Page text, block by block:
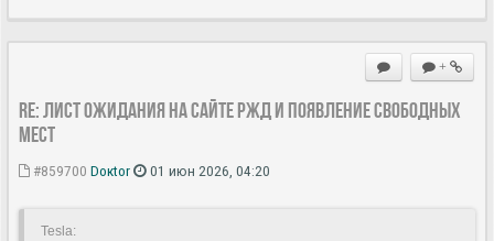
+
Re: Лист ожидания на сайте РЖД и появление свободных
мест
#859700 Doкtor 01 июн 2026, 04:20
Tesla: